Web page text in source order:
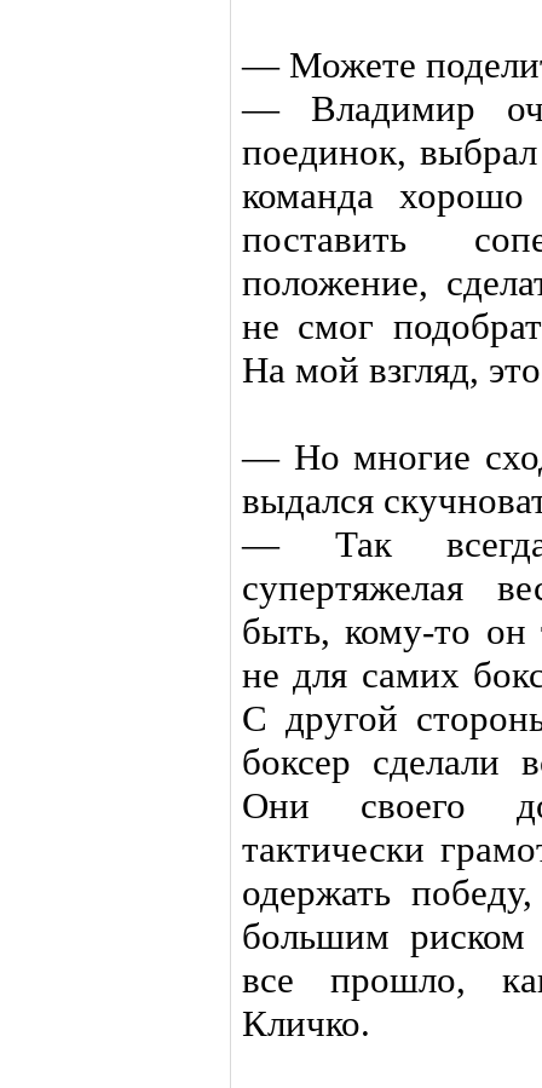
— Можете
— Владимир
поединок,
команда хорошо
поставить
положение,
не смог
На мой взгляд,
— Но многие
выдался
— Так
супертяжелая
быть, кому-то он
не для самих
С другой
боксер сделали
Они своего
тактически
одержать
большим риском
все прошло,
Кличко.